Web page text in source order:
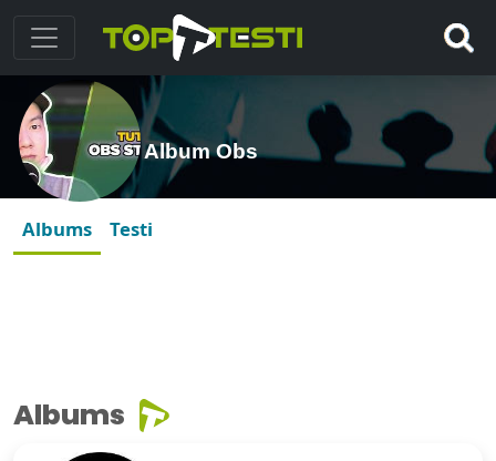
Album Obs
Albums Testi
Albums